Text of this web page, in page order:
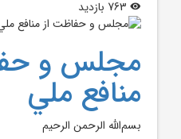
مجلس و
منافع ملي
بسم‌الله الرحمن الرحيم